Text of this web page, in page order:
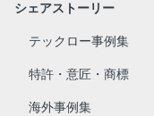
シェアストーリー
テックロー事例集
特許・意匠・商標
海外事例集